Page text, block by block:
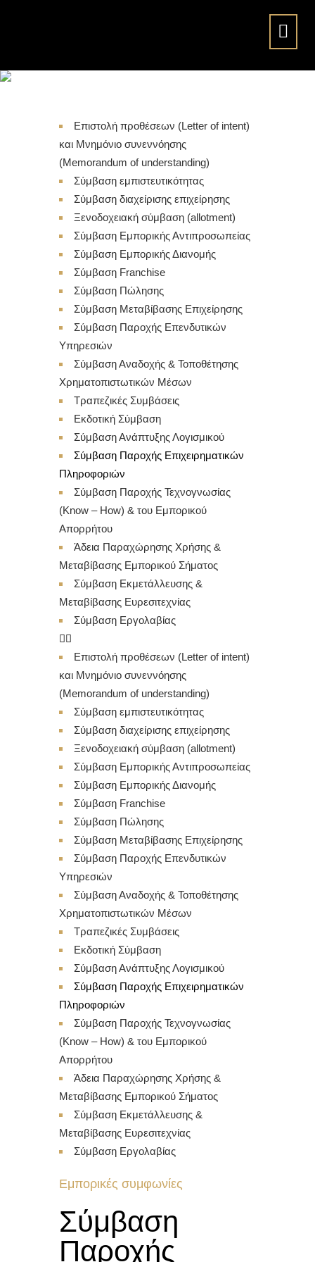
Επιστολή προθέσεων (Letter of intent)
και Μνημόνιο συνεννόησης
(Memorandum of understanding)
Σύμβαση εμπιστευτικότητας
Σύμβαση διαχείρισης επιχείρησης
Ξενοδοχειακή σύμβαση (allotment)
Σύμβαση Εμπορικής Αντιπροσωπείας
Σύμβαση Εμπορικής Διανομής
Σύμβαση Franchise
Σύμβαση Πώλησης
Σύμβαση Μεταβίβασης Επιχείρησης
Σύμβαση Παροχής Επενδυτικών
Υπηρεσιών
Σύμβαση Αναδοχής & Τοποθέτησης
Χρηματοπιστωτικών Μέσων
Τραπεζικές Συμβάσεις
Εκδοτική Σύμβαση
Σύμβαση Ανάπτυξης Λογισμικού
Σύμβαση Παροχής Επιχειρηματικών
Πληροφοριών
Σύμβαση Παροχής Τεχνογνωσίας
(Know – How) & του Εμπορικού
Απορρήτου
Άδεια Παραχώρησης Χρήσης &
Μεταβίβασης Εμπορικού Σήματος
Σύμβαση Εκμετάλλευσης &
Μεταβίβασης Ευρεσιτεχνίας
Σύμβαση Εργολαβίας
Επιστολή προθέσεων (Letter of intent)
και Μνημόνιο συνεννόησης
(Memorandum of understanding)
Σύμβαση εμπιστευτικότητας
Σύμβαση διαχείρισης επιχείρησης
Ξενοδοχειακή σύμβαση (allotment)
Σύμβαση Εμπορικής Αντιπροσωπείας
Σύμβαση Εμπορικής Διανομής
Σύμβαση Franchise
Σύμβαση Πώλησης
Σύμβαση Μεταβίβασης Επιχείρησης
Σύμβαση Παροχής Επενδυτικών
Υπηρεσιών
Σύμβαση Αναδοχής & Τοποθέτησης
Χρηματοπιστωτικών Μέσων
Τραπεζικές Συμβάσεις
Εκδοτική Σύμβαση
Σύμβαση Ανάπτυξης Λογισμικού
Σύμβαση Παροχής Επιχειρηματικών
Πληροφοριών
Σύμβαση Παροχής Τεχνογνωσίας
(Know – How) & του Εμπορικού
Απορρήτου
Άδεια Παραχώρησης Χρήσης &
Μεταβίβασης Εμπορικού Σήματος
Σύμβαση Εκμετάλλευσης &
Μεταβίβασης Ευρεσιτεχνίας
Σύμβαση Εργολαβίας
Εμπορικές συμφωνίες
Σύμβαση
Παροχής